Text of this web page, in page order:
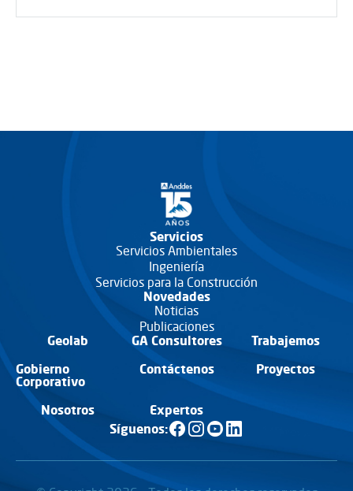
Servicios
Servicios Ambientales
Ingeniería
Servicios para la Construcción
Novedades
Noticias
Publicaciones
Geolab
GA Consultores
Trabajemos
Gobierno
Corporativo
Contáctenos Proyectos
Nosotros
Expertos
Síguenos: